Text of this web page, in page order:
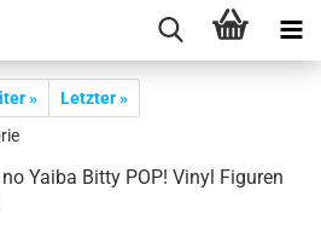
»
Letzter »
Yaiba Bitty POP! Vinyl Fi­gu­ren